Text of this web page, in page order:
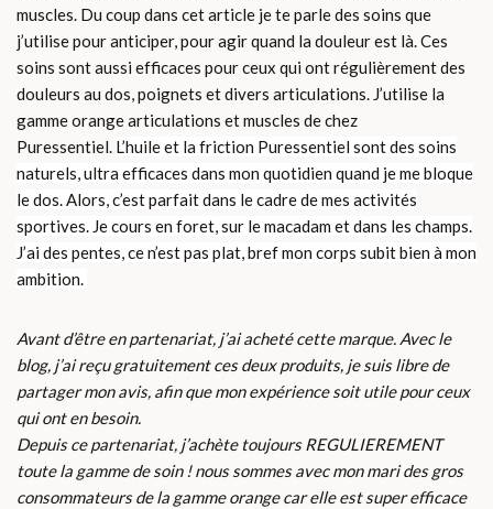
muscles. Du coup dans cet article je te parle des soins que
j’utilise pour anticiper, pour agir quand la douleur est là. Ces
soins sont aussi efficaces pour ceux qui ont régulièrement des
douleurs au dos, poignets et divers articulations. J’utilise la
gamme orange articulations et muscles de chez
Puressentiel. L’huile et la friction Puressentiel sont des soins
naturels, ultra efficaces dans mon quotidien quand je me bloque
le dos. Alors, c’est parfait dans le cadre de mes activités
sportives. Je cours en foret, sur le macadam et dans les champs.
J’ai des pentes, ce n’est pas plat, bref mon corps subit bien à mon
ambition.
Avant d’être en partenariat, j’ai acheté cette marque. Avec le
blog, j’ai reçu gratuitement ces deux produits, je suis libre de
partager mon avis, afin que mon expérience soit utile pour ceux
qui ont en besoin.
Depuis ce partenariat, j’achète toujours REGULIEREMENT
toute la gamme de soin ! nous sommes avec mon mari des gros
consommateurs de la gamme orange car elle est super efficace